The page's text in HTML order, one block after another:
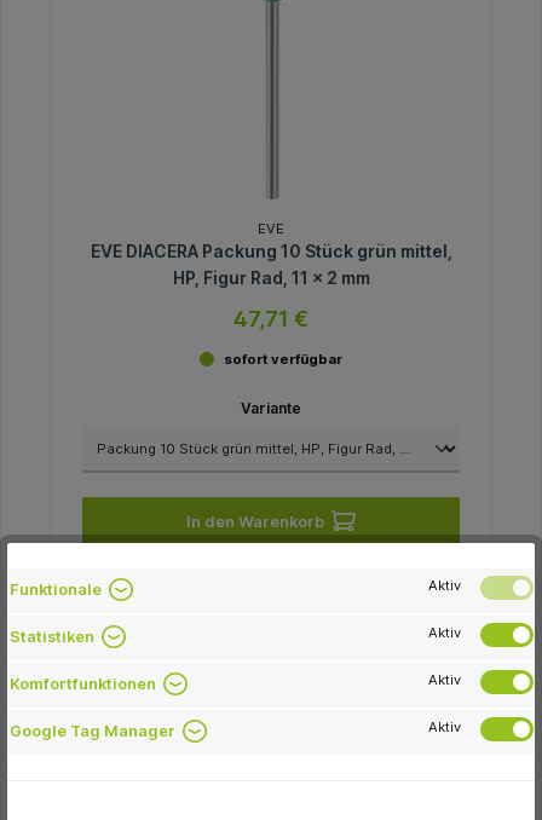
EVE
EVE DIACERA Packung 10 Stück grün mittel,
HP, Figur Rad, 11 x 2 mm
47,71 €
sofort verfügbar
Variante
In den Warenkorb
-44.8 %
Funktionale Aktiv
Statistiken Aktiv
Komfortfunktionen Aktiv
Google Tag Manager Aktiv